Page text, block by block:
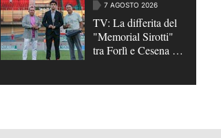
7 AGOSTO 2026
TV: La differita del
"Memorial Sirotti"
tra Forlì e Cesena in